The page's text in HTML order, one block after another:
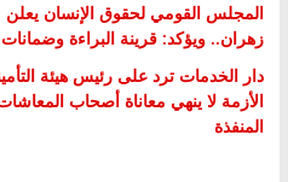
المجلس القومي لحقوق الإنسان يعلن
زهران.. ويؤكد: قرينة البراءة
دار الخدمات ترد على رئيس هيئة
الأزمة لا ينهي معاناة أصحاب
المنفذة